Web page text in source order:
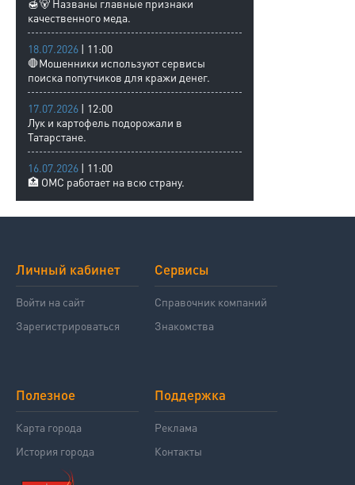
🍯🐻 Названы главные признаки
качественного меда.
18.07.2026 | 11:00
🛑Мошенники используют сервисы
поиска попутчиков для кражи денег.
17.07.2026 | 12:00
Лук и картофель подорожали в
Татарстане.
16.07.2026 | 11:00
🏥 ОМС работает на всю страну.
Личный кабинет
Войти на сайт
Зарегистрироваться
Сервисы
Справочник компаний
Знакомства
Полезное
Карта города
История города
Поддержка
Реклама
Контакты